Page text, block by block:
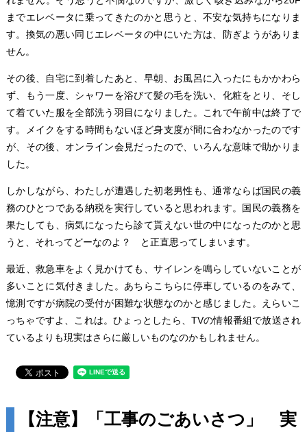
までエレベータに乗ってきたのかと思うと、不安な気持ちになりま
す。換気の悪い同じエレベータの中にいた方は、防ぎようがありま
せん。
その後、自宅に到着したあと、早朝、お風呂に入ったにもかかわら
ず、もう一度、シャワーを浴びて髪の毛を洗い、化粧をとり、そし
て着ていた服を全部洗う羽目になりました。これで午前中は終了で
す。メイクをする時間もないほど身支度が間に合わなかったのです
が、その後、オンライン会見だったので、いろんな意味で助かりま
した。
しかしながら、わたしが遭遇した初老男性も、通常ならば国民の義
務のひとつである納税を実行していると思われます。国民の義務を
果たしても、病気になったら診て貰えない世の中になったのかと思
うと、それってどーなのよ？ と正直思ってしまいます。
最近、救急車をよく見かけても、サイレンを鳴らしていないことが
多いことに気付きました。あちらこちらに停車しているのをみて、
憶測ですが病院の受付が困難な状態なのかと感じました。えらいこ
っちゃですよ、これは。ひょっとしたら、TVの情報番組で放送され
ているよりも現実はさらに厳しいものなのかもしれません。
【注意】「工事のごあいさつ」 実